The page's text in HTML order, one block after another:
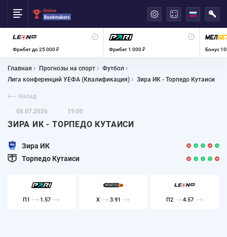
Фрибет до 25 000 ₽ Фрибет 1 000 ₽ Бонус
Главная Прогнозы на спорт
Футбол
Лига конференций УЕФА (Квалификация)
Зира ИК - Торпедо Кутаиси
Назад
08.07.2026 19:00
ЗИРА ИК - ТОРПЕДО КУТАИСИ
Зира ИК
Торпедо Кутаиси
П1 1.57 X 3.91 П2 4.57